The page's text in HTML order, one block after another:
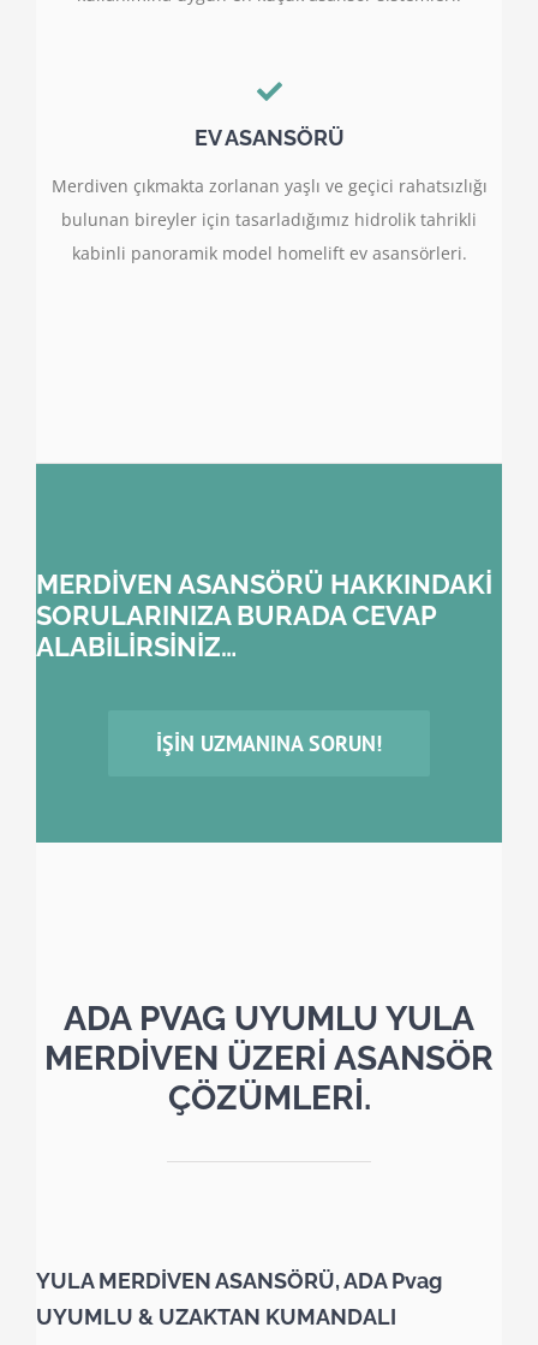
EV ASANSÖRÜ
Merdiven çıkmakta zorlanan yaşlı ve geçici rahatsızlığı
bulunan bireyler için tasarladığımız hidrolik tahrikli
kabinli panoramik model homelift ev asansörleri.
MERDİVEN ASANSÖRÜ HAKKINDAKİ
SORULARINIZA BURADA CEVAP
ALABİLİRSİNİZ…
İŞIN UZMANINA SORUN!
ADA PVAG UYUMLU YULA
MERDİVEN ÜZERİ ASANSÖR
ÇÖZÜMLERİ.
YULA MERDİVEN ASANSÖRÜ, ADA Pvag
UYUMLU & UZAKTAN KUMANDALI